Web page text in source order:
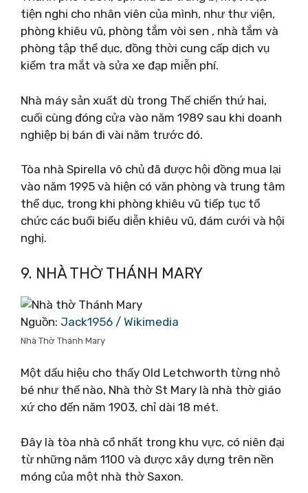
tiện nghi cho nhân viên của mình, như thư viện,
phòng khiêu vũ, phòng tắm vòi sen , nhà tắm và
phòng tập thể dục, đồng thời cung cấp dịch vụ
kiểm tra mắt và sửa xe đạp miễn phí.
Nhà máy sản xuất dù trong Thế chiến thứ hai,
cuối cùng đóng cửa vào năm 1989 sau khi doanh
nghiệp bị bán đi vài năm trước đó.
Tòa nhà Spirella vô chủ đã được hội đồng mua lại
vào năm 1995 và hiện có văn phòng và trung tâm
thể dục, trong khi phòng khiêu vũ tiếp tục tổ
chức các buổi biểu diễn khiêu vũ, đám cưới và hội
nghị.
9. NHÀ THỜ THÁNH MARY
Nguồn: Jack1956 / Wikimedia
Nhà Thờ Thánh Mary
Một dấu hiệu cho thấy Old Letchworth từng nhỏ
bé như thế nào, Nhà thờ St Mary là nhà thờ giáo
xứ cho đến năm 1903, chỉ dài 18 mét.
Đây là tòa nhà cổ nhất trong khu vực, có niên đại
từ những năm 1100 và được xây dựng trên nền
móng của một nhà thờ Saxon.